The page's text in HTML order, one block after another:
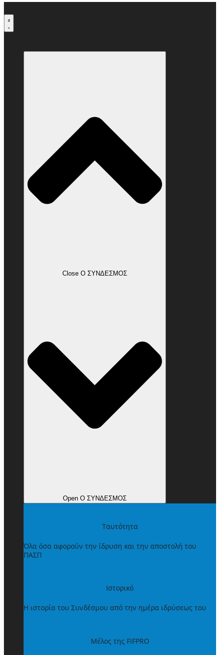
στο
περιεχόμενο
Close Ο ΣΥΝΔΕΣΜΟΣ
Open Ο ΣΥΝΔΕΣΜΟΣ
Ταυτότητα
Όλα όσα αφορούν την ίδρυση και την αποστολή του
ΠΑΣΠ
Ιστορικό
Η ιστορία του Συνδέσμου από την ημέρα ιδρύσεως του
Μέλος της FIFPRO